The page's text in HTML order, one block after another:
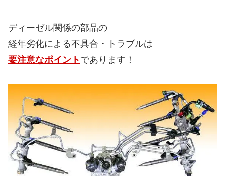
ディーゼル関係の部品の
経年劣化による不具合・トラブルは
要注意なポイント であります！